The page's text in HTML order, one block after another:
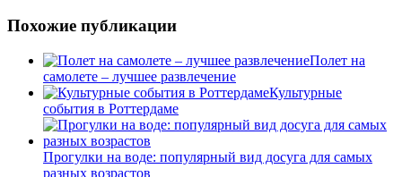
Похожие публикации
Полет на
самолете – лучшее развлечение
Культурные
события в Роттердаме
Прогулки на воде: популярный вид досуга для самых
разных возрастов